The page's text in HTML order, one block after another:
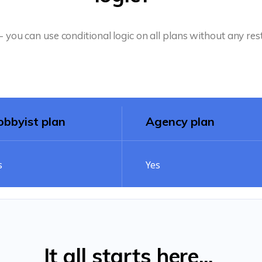
you can use conditional logic on all plans without any
plan Agency plan
Yes
It all starts here...